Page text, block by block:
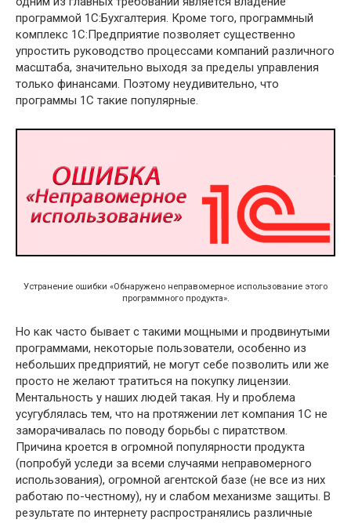
программой 1С:Бухгалтерия. Кроме того, программный
комплекс 1С:Предприятие позволяет существенно
упростить руководство процессами компаний различного
масштаба, значительно выходя за пределы управления
только финансами. Поэтому неудивительно, что
программы 1С такие популярные.
Устранение ошибки «Обнаружено неправомерное использование этого
программного продукта».
Но как часто бывает с такими мощными и продвинутыми
программами, некоторые пользователи, особенно из
небольших предприятий, не могут себе позволить или же
просто не желают тратиться на покупку лицензии.
Ментальность у наших людей такая. Ну и проблема
усугублялась тем, что на протяжении лет компания 1С не
заморачивалась по поводу борьбы с пиратством.
Причина кроется в огромной популярности продукта
(попробуй уследи за всеми случаями неправомерного
использования), огромной агентской базе (не все из них
работаю по-честному), ну и слабом механизме защиты. В
результате по интернету распространялись различные